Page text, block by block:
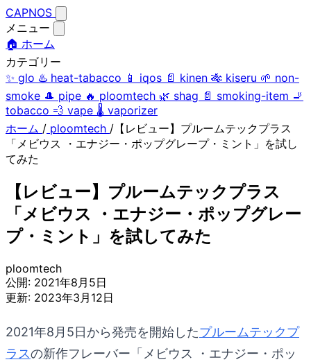
CAPNOS
メニュー
🏠 ホーム
カテゴリー
✨ glo ♨️ heat-tabacco 📱 iqos 📄 kinen 🎋 kiseru 🌱 non-
smoke 🎩 pipe 🔥 ploomtech 🌿 shag 📄 smoking-item 🚬
tobacco 💨 vape 🌡️ vaporizer
ホーム / ploomtech / 【レビュー】プルームテックプラス
「メビウス ・エナジー・ポップグレープ・ミント」を試し
てみた
【レビュー】プルームテックプラス
「メビウス ・エナジー・ポップグレー
プ・ミント」を試してみた
ploomtech
公開: 2021年8月5日
更新: 2023年3月12日
2021年8月5日から発売を開始したプルームテックプ
ラスの新作フレーバー「メビウス ・エナジー・ポッ